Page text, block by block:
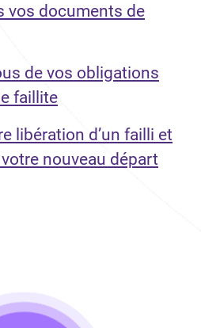
vos documents de
de vos obligations
faillite
libération d’un failli et
nouveau départ